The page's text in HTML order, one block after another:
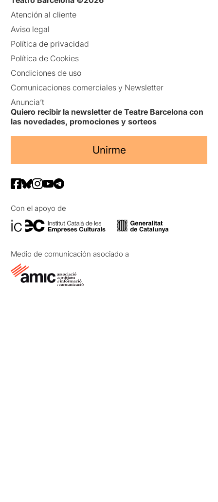
Atención al cliente
Aviso legal
Política de privacidad
Política de Cookies
Condiciones de uso
Comunicaciones comerciales y Newsletter
Anuncia’t
Quiero recibir la newsletter de Teatre Barcelona con
las novedades, promociones y sorteos
Unirme
Con el apoyo de
Medio de comunicación asociado a